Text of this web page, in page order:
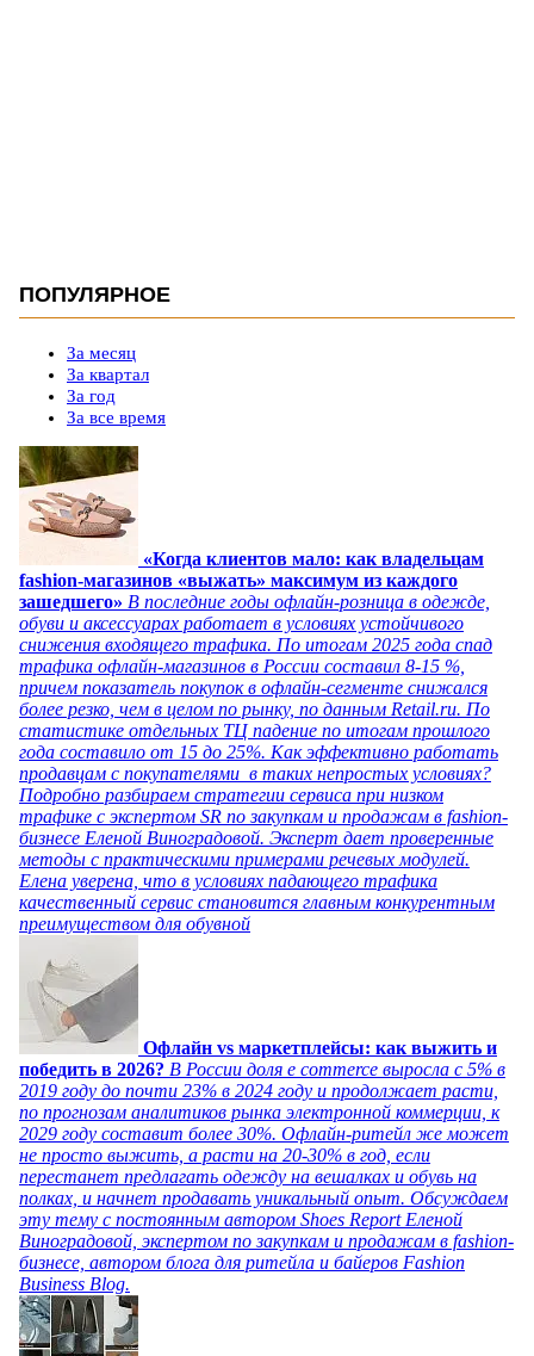
ПОПУЛЯРНОЕ
За месяц
За квартал
За год
За все время
«Когда клиентов мало: как владельцам
fashion-магазинов «выжать» максимум из каждого
зашедшего» В последние годы офлайн-розница в одежде,
обуви и аксессуарах работает в условиях устойчивого
снижения входящего трафика. По итогам 2025 года спад
трафика офлайн-магазинов в России составил 8-15 %,
причем показатель покупок в офлайн-сегменте снижался
более резко, чем в целом по рынку, по данным Retail.ru. По
статистике отдельных ТЦ падение по итогам прошлого
года составило от 15 до 25%. Как эффективно работать
продавцам с покупателями в таких непростых условиях?
Подробно разбираем стратегии сервиса при низком
трафике с экспертом SR по закупкам и продажам в fashion-
бизнесе Еленой Виноградовой. Эксперт дает проверенные
методы с практическими примерами речевых модулей.
Елена уверена, что в условиях падающего трафика
качественный сервис становится главным конкурентным
преимуществом для обувной
Офлайн vs маркетплейсы: как выжить и
победить в 2026? В России доля e commerce выросла с 5% в
2019 году до почти 23% в 2024 году и продолжает расти,
по прогнозам аналитиков рынка электронной коммерции, к
2029 году составит более 30%. Офлайн-ритейл же может
не просто выжить, а расти на 20-30% в год, если
перестанет предлагать одежду на вешалках и обувь на
полках, и начнет продавать уникальный опыт. Обсуждаем
эту тему с постоянным автором Shoes Report Еленой
Виноградовой, экспертом по закупкам и продажам в fashion-
бизнесе, автором блога для ритейла и байеров Fashion
Business Blog.